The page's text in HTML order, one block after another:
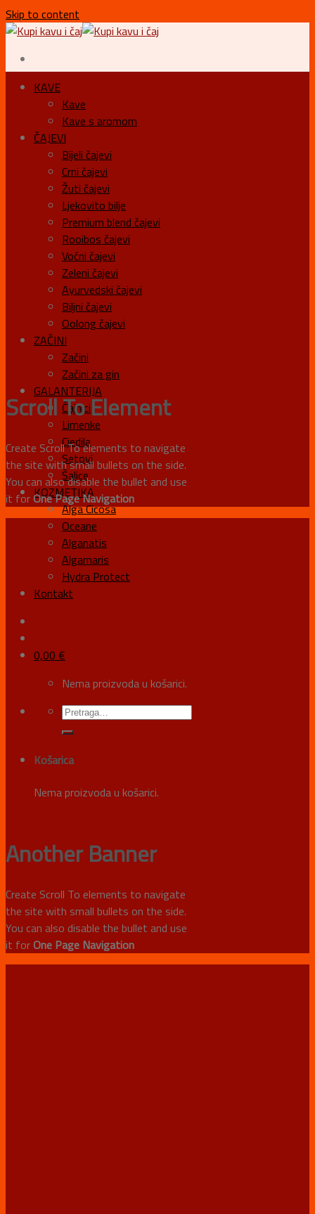
Skip to content
KAVE
Kave
Kave s aromom
ČAJEVI
Bijeli čajevi
Crni čajevi
Žuti čajevi
Ljekovito bilje
Premium blend čajevi
Rooibos čajevi
Voćni čajevi
Zeleni čajevi
Ayurvedski čajevi
Biljni čajevi
Oolong čajevi
ZAČINI
Začini
Začini za gin
GALANTERIJA
Čajnici
Limenke
Cjedila
Setovi
Šalice
KOZMETIKA
Alga Cicosa
Oceane
Alganatis
Algamaris
Hydra Protect
Kontakt
0,00 €
Nema proizvoda u košarici.
Košarica
Nema proizvoda u košarici.
Scroll ToElement
Create Scroll To elements to navigate
the site with small bullets on the side.
You can also disable the bullet and use
it for One Page Navigation
Another Banner
Create Scroll To elements to navigate
the site with small bullets on the side.
You can also disable the bullet and use
it for One Page Navigation